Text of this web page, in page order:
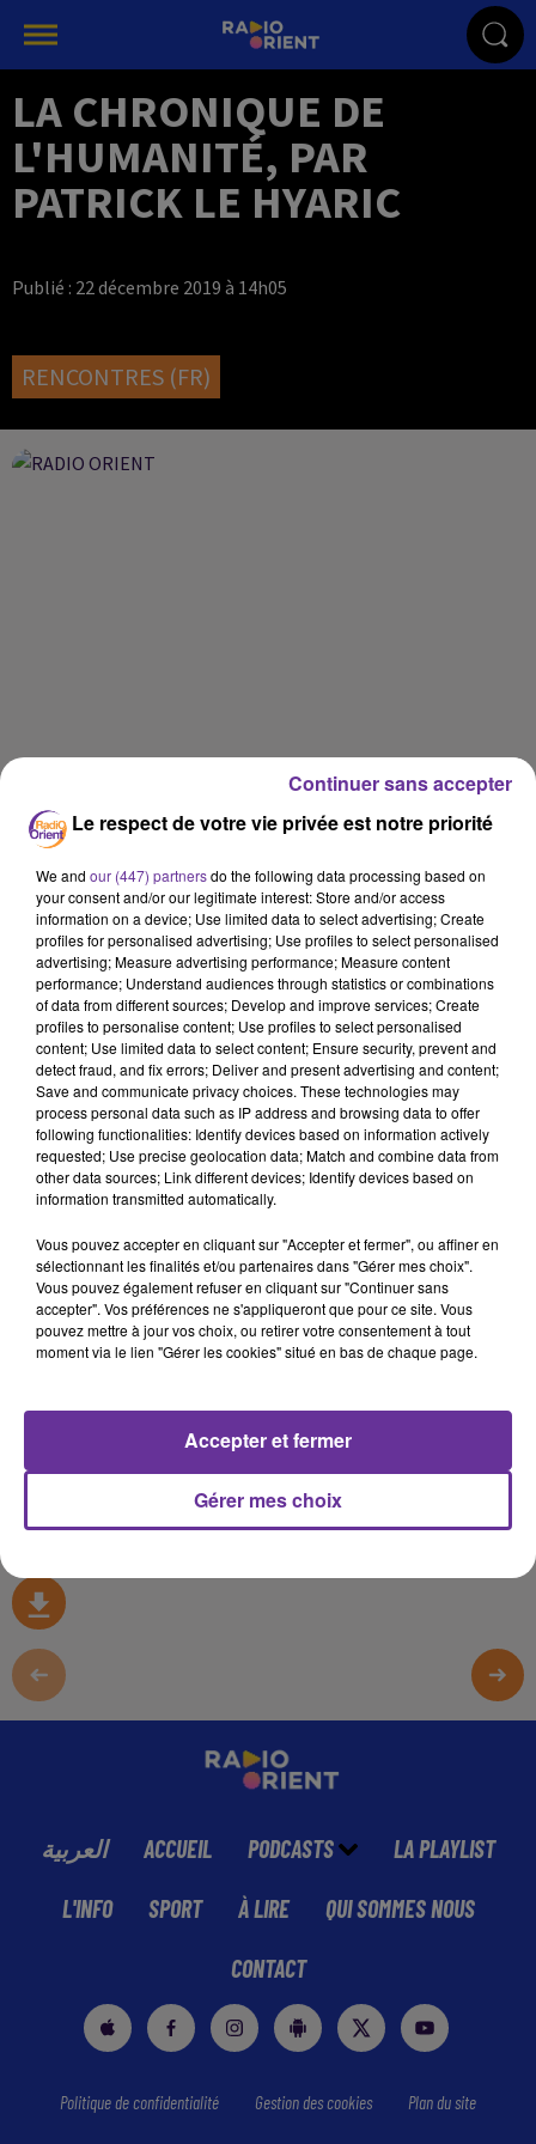
LA CHRONIQUE DE
L'HUMANITÉ, PAR
PATRICK LE HYARIC
Publié : 22 décembre 2019 à 14h05
RENCONTRES (FR)
Rencontres (FR)
22 décembre 2019 - 7 min 29 sec
LA CHRONIQUE DE L'HUMANITÉ, PAR PATRICK
LE HYARIC
Radio Orient
Rencontres (FR)
LA CHRONIQUE DE
PATRICK LE HYARIC
العربية ACCUEIL PODCASTS LA PLAYLIST
L'INFO SPORT À LIRE QUI SOMMES NOUS
CONTACT
Politique de confidentialité Gestion des cookies Plan du site
Le respect de votre vie privée est notre priorité
We and our (447) partnersdo the following data processing based on
your consent and/or our legitimate interest: Store and/or access
information on a device; Use limited data to select advertising; Create
profiles for personalised advertising; Use profiles to select personalised
advertising; Measure advertising performance; Measure content
performance; Understand audiences through statistics or combinations
of data from different sources; Develop and improve services; Create
profiles to personalise content; Use profiles to select personalised
content; Use limited data to select content; Ensure security, prevent and
detect fraud, and fix errors; Deliver and present advertising and content;
Save and communicate privacy choices. These technologies may
process personal data such as IP address and browsing data to offer
following functionalities: Identify devices based on information actively
requested; Use precise geolocation data; Match and combine data from
other data sources; Link different devices; Identify devices based on
information transmitted automatically.
Vous pouvez accepter en cliquant sur "Accepter et fermer", ou affiner en
sélectionnant les finalités et/ou partenaires dans "Gérer mes choix".
Vous pouvez également refuser en cliquant sur "Continuer sans
accepter". Vos préférences ne s'appliqueront que pour ce site. Vous
pouvez mettre à jour vos choix, ou retirer votre consentement à tout
moment via le lien "Gérer les cookies" situé en bas de chaque page.
Gérer mes choix
Accepter et fermer
Continuer sans accepter